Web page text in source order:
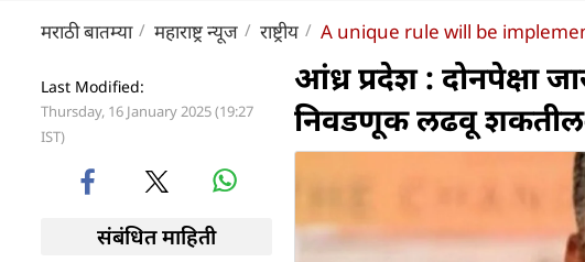
मराठी बातम्या महाराष्ट्र न्यूज राष्ट्रीय A unique rule will be
Last Modified:
Thursday, 16 January 2025 (19:27
IST)
संबंधित माहिती
आंध्र प्रदेश : दोनपेक्षा
निवडणूक लढवू शकतील-